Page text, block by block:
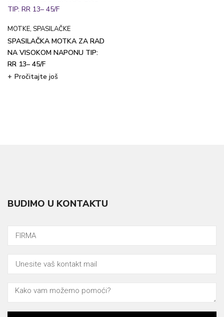
MOTKE, SPASILAČKE
SPASILAČKA MOTKA ZA RAD
NA VISOKOM NAPONU TIP:
RR 13– 45/F
Pročitajte još
BUDIMO U KONTAKTU